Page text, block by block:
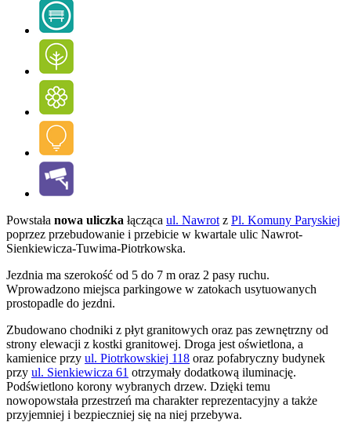
Powstała nowa uliczka łącząca ul. Nawrot z Pl. Komuny Paryskiej
poprzez przebudowanie i przebicie w kwartale ulic Nawrot-
Sienkiewicza-Tuwima-Piotrkowska.
Jezdnia ma szerokość od 5 do 7 m oraz 2 pasy ruchu.
Wprowadzono miejsca parkingowe w zatokach usytuowanych
prostopadle do jezdni.
Zbudowano chodniki z płyt granitowych oraz pas zewnętrzny od
strony elewacji z kostki granitowej. Droga jest oświetlona, a
kamienice przy ul. Piotrkowskiej 118 oraz pofabryczny budynek
przy ul. Sienkiewicza 61 otrzymały dodatkową iluminację.
Podświetlono korony wybranych drzew. Dzięki temu
nowopowstała przestrzeń ma charakter reprezentacyjny a także
przyjemniej i bezpieczniej się na niej przebywa.